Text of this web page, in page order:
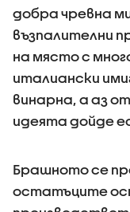
добра чревна
възпалителни
на място с
италиански
винарна, а аз
идеята дойде
Брашното се
остатъците